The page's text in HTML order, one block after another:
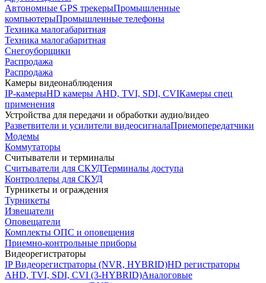
Автономные GPS трекерыПромышленные
компьютерыПромышленные телефоны
Техника малогабаритная
Техника малогабаритная
Снегоуборщики
Распродажа
Распродажа
Камеры видеонаблюдения
IP-камерыHD камеры AHD, TVI, SDI, CVIКамеры спец
применения
Устройства для передачи и обработки аудио/видео
Разветвители и усилители видеосигналаПриемопередатчики
Модемы
Коммутаторы
Считыватели и терминалы
Считыватели для СКУДТерминалы доступа
Контроллеры для СКУД
Турникеты и ограждения
Турникеты
Извещатели
Оповещатели
Комплекты ОПС и оповещения
Приемно-контрольные приборы
Видеорегистраторы
IP Видеорегистраторы (NVR, HYBRID)HD регистраторы
AHD, TVI, SDI, CVI (3-HYBRID)Аналоговые